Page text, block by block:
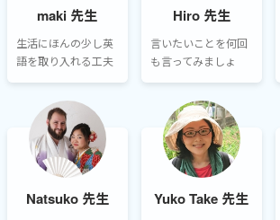
maki 先生
生活にほんの少し英
語を取り入れる工夫
る、好きな洋楽の歌
詞の意味を調べてみ
る…など、『好き』
を英語学習に紐付け
てみたりするのが
Hiro 先生
言いたいことを何回
も言ってみましょ
とです。私は講師と
してだけではなく、
皆さんのペースラン
ナーとして常に伴走
Natsuko 先生 Yuko Take 先生